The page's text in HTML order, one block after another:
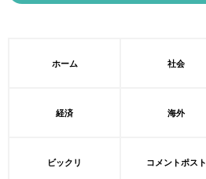
ホーム 社会
経済 海外
ビックリ コメントポスト